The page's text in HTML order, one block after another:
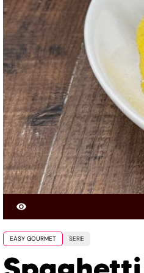
EASY GOURMET SERIE